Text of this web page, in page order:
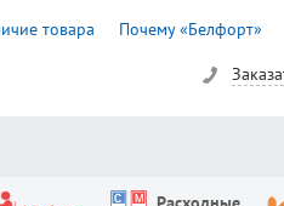
товара Почему «Белфорт»